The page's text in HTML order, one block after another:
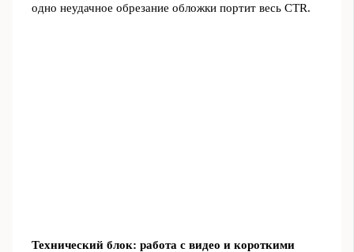
одно неудачное обрезание обложки портит весь CTR.
Технический блок: работа с видео и короткими